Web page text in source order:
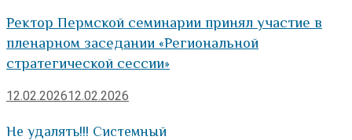
Ректор Пермской семинарии принял участие в
пленарном заседании «Региональной
стратегической сессии»
12.02.202612.02.2026
Не удалять!!! Системный